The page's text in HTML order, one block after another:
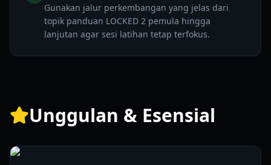
Gunakan jalur perkembangan yang jelas dari
topik panduan LOCKED 2 pemula hingga
lanjutan agar sesi latihan tetap terfokus.
Unggulan & Esensial